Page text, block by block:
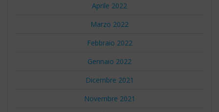
Aprile 2022
Marzo 2022
Febbraio 2022
Gennaio 2022
Dicembre 2021
Novembre 2021